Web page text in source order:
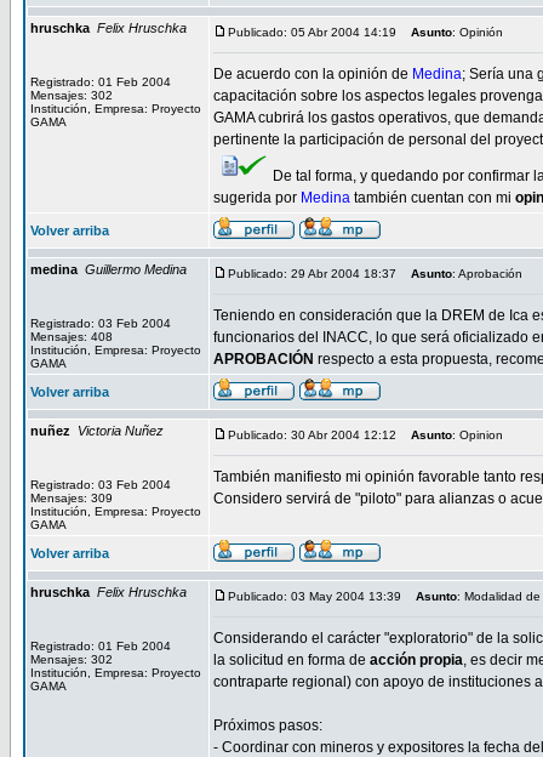
hruschka Felix Hruschka
Registrado: 01 Feb 2004
Mensajes: 302
Institución, Empresa: Proyecto
GAMA
Publicado: 05 Abr 2004 14:19 Asunto: Opinión
De acuerdo con la opinión de Medina; Sería una
capacitación sobre los aspectos legales
GAMA cubrirá los gastos operativos, que
pertinente la participación de personal del
De tal forma, y quedando por confirmar
sugerida por Medina también cuentan con mi
Volver arriba
medina Guillermo Medina
Registrado: 03 Feb 2004
Mensajes: 408
Institución, Empresa: Proyecto
GAMA
Publicado: 29 Abr 2004 18:37 Asunto: Aprobación
Teniendo en consideración que la DREM de Ica
funcionarios del INACC, lo que será oficializado
APROBACIÓN respecto a esta propuesta,
Volver arriba
nuñez Victoria Nuñez
Registrado: 03 Feb 2004
Mensajes: 309
Institución, Empresa: Proyecto
GAMA
Publicado: 30 Abr 2004 12:12 Asunto: Opinion
También manifiesto mi opinión favorable tanto
Considero servirá de "piloto" para alianzas o
Volver arriba
hruschka Felix Hruschka
Registrado: 01 Feb 2004
Mensajes: 302
Institución, Empresa: Proyecto
GAMA
Publicado: 03 May 2004 13:39 Asunto: Modalidad
Considerando el carácter "exploratorio" de la
la solicitud en forma de acción propia, es decir
contraparte regional) con apoyo de instituciones
Próximos pasos:
- Coordinar con mineros y expositores la fecha